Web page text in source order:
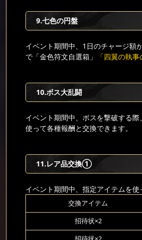
9.七色の円盤
イベント期間中、1日のチャージ額
で「金色符文自選箱」
「四翼の執事
10.ボス大乱闘
イベント期間中、ボスを撃破する
使って各種報酬と交換できます。
11.レア品交換①
イベント期間中、指定アイテムを使
交換アイテム
招待状×2